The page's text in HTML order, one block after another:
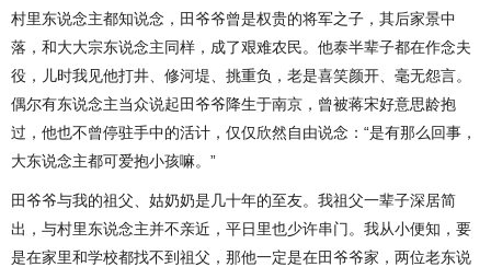
村里东说念主都知说念，田爷爷曾是权贵的将军之子，其后家景中
落，和大大宗东说念主同样，成了艰难农民。他泰半辈子都在作念夫
役，儿时我见他打井、修河堤、挑重负，老是喜笑颜开、毫无怨言。
偶尔有东说念主当众说起田爷爷降生于南京，曾被蒋宋好意思龄抱
过，他也不曾停驻手中的活计，仅仅欣然自由说念：“是有那么回事，
大东说念主都可爱抱小孩嘛。”
田爷爷与我的祖父、姑奶奶是几十年的至友。我祖父一辈子深居简
出，与村里东说念主并不亲近，平日里也少许串门。我从小便知，要
是在家里和学校都找不到祖父，那他一定是在田爷爷家，两位老东说